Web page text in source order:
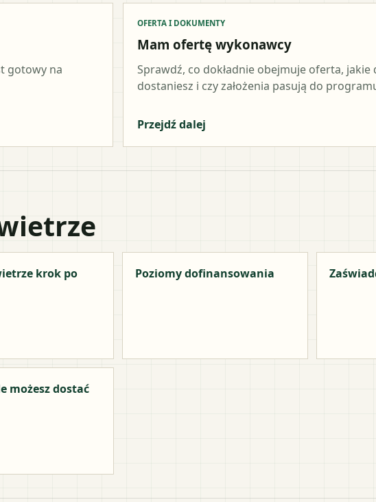
gotowy na
OFERTA I DOKUMENTY
Mam ofertę wykonawcy
Sprawdź, co dokładnie obejmuje oferta,
dostaniesz i czy założenia pasują do
Przejdź dalej
krok po
Poziomy dofinansowania
możesz dostać